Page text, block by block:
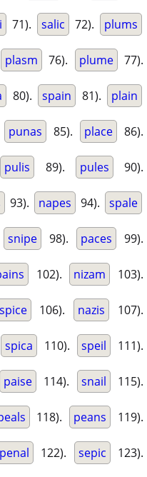
71). salic 72). plums
plasm 76). plume 77).
80). spain 81). plain
punas 85). place 86).
pulis 89). pules 90).
93). napes 94). spale
snipe 98). paces 99).
102). nizam 103).
spice 106). nazis 107).
spica 110). speil 111).
paise 114). snail 115).
118). peans 119).
penal 122). sepic 123).